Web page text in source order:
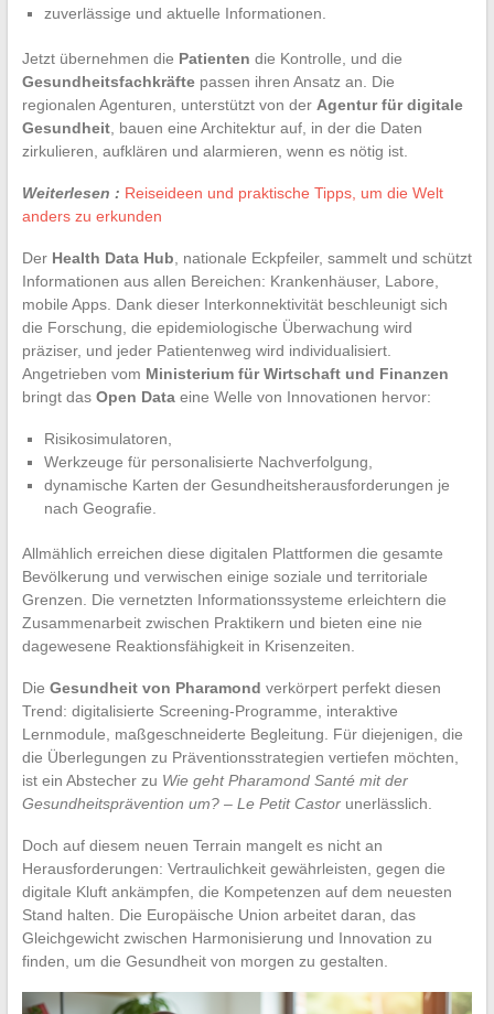
zuverlässige und aktuelle Informationen.
Jetzt übernehmen die Patienten die Kontrolle, und die
Gesundheitsfachkräftepassen ihren Ansatz an. Die
regionalen Agenturen, unterstützt von der Agentur für digitale
Gesundheit, bauen eine Architektur auf, in der die Daten
zirkulieren, aufklären und alarmieren, wenn es nötig ist.
Weiterlesen : Reiseideen und praktische Tipps, um die Welt
anders zu erkunden
Der Health Data Hub , nationale Eckpfeiler, sammelt und schützt
Informationen aus allen Bereichen: Krankenhäuser, Labore,
mobile Apps. Dank dieser Interkonnektivität beschleunigt sich
die Forschung, die epidemiologische Überwachung wird
präziser, und jeder Patientenweg wird individualisiert.
Angetrieben vom Ministerium für Wirtschaft und Finanzen
bringt das Open Dataeine Welle von Innovationen hervor:
Risikosimulatoren,
Werkzeuge für personalisierte Nachverfolgung,
dynamische Karten der Gesundheitsherausforderungen je
nach Geografie.
Allmählich erreichen diese digitalen Plattformen die gesamte
Bevölkerung und verwischen einige soziale und territoriale
Grenzen. Die vernetzten Informationssysteme erleichtern die
Zusammenarbeit zwischen Praktikern und bieten eine nie
dagewesene Reaktionsfähigkeit in Krisenzeiten.
Die Gesundheit von Pharamond verkörpert perfekt diesen
Trend: digitalisierte Screening-Programme, interaktive
Lernmodule, maßgeschneiderte Begleitung. Für diejenigen, die
die Überlegungen zu Präventionsstrategien vertiefen möchten,
ist ein Abstecher zu Wie geht Pharamond Santé mit der
Gesundheitsprävention um? – Le Petit Castorunerlässlich.
Doch auf diesem neuen Terrain mangelt es nicht an
Herausforderungen: Vertraulichkeit gewährleisten, gegen die
digitale Kluft ankämpfen, die Kompetenzen auf dem neuesten
Stand halten. Die Europäische Union arbeitet daran, das
Gleichgewicht zwischen Harmonisierung und Innovation zu
finden, um die Gesundheit von morgen zu gestalten.